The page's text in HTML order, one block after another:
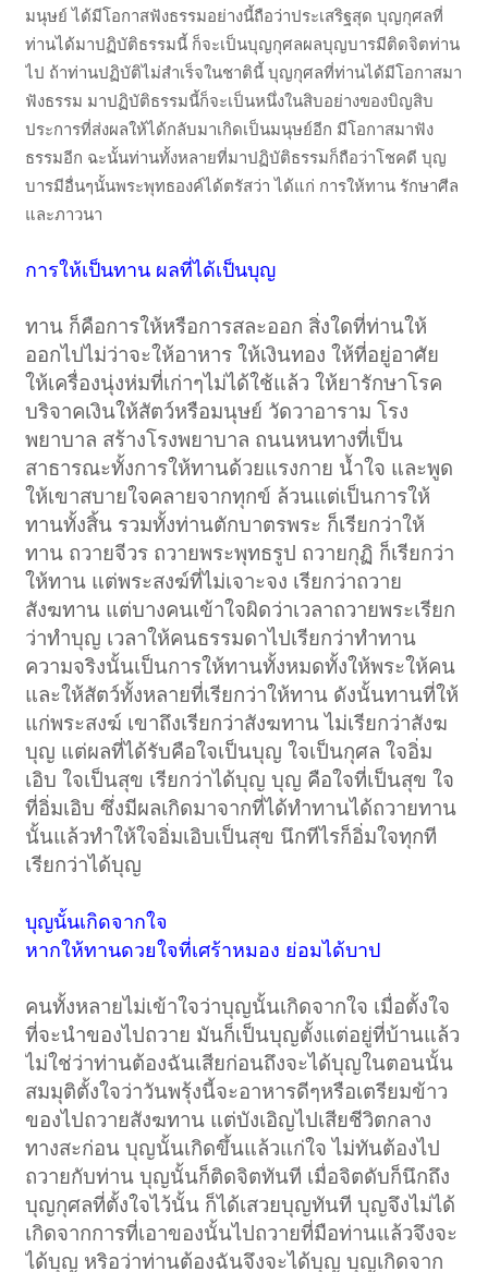
มนุษย์ ได้มีโอกาสฟังธรรมอย่างนี้ถือว่าประเสริฐสุด บุญกุศลที่
ท่านได้มาปฏิบัติธรรมนี้ ก็จะเป็นบุญกุศลผลบุญบารมีติดจิตท่าน
ไป ถ้าท่านปฏิบัติไม่สำเร็จในชาตินี้ บุญกุศลที่ท่านได้มีโอกาสมา
ฟังธรรม มาปฏิบัติธรรมนี้ก็จะเป็นหนึ่งในสิบอย่างของบิญสิบ
ประการที่ส่งผลให้ได้กลับมาเกิดเป็นมนุษย์อีก มีโอกาสมาฟัง
ธรรมอีก ฉะนั้นท่านทั้งหลายที่มาปฏิบัติธรรมก็ถือว่าโชคดี บุญ
บารมีอื่นๆนั้นพระพุทธองค์ได้ตรัสว่า ได้แก่ การให้ทาน รักษาศีล
และภาวนา
การให้เป็นทาน ผลที่ได้เป็นบุญ
ทาน ก็คือการให้หรือการสละออก สิ่งใดที่ท่านให้
ออกไปไม่ว่าจะให้อาหาร ให้เงินทอง ให้ที่อยู่อาศัย
ให้เครื่องนุ่งห่มที่เก่าๆไม่ได้ใช้แล้ว ให้ยารักษาโรค
บริจาคเงินให้สัตว์หรือมนุษย์ วัดวาอาราม โรง
พยาบาล สร้างโรงพยาบาล ถนนหนทางที่เป็น
สาธารณะทั้งการให้ทานด้วยแรงกาย น้ำใจ และพูด
ให้เขาสบายใจคลายจากทุกข์ ล้วนแต่เป็นการให้
ทานทั้งสิ้น รวมทั้งท่านตักบาตรพระ ก็เรียกว่าให้
ทาน ถวายจีวร ถวายพระพุทธรูป ถวายกุฏิ ก็เรียกว่า
ให้ทาน แต่พระสงฆ์ที่ไม่เจาะจง เรียกว่าถวาย
สังฆทาน แต่บางคนเข้าใจผิดว่าเวลาถวายพระเรียก
ว่าทำบุญ เวลาให้คนธรรมดาไปเรียกว่าทำทาน
ความจริงนั้นเป็นการให้ทานทั้งหมดทั้งให้พระให้คน
และให้สัตว์ทั้งหลายที่เรียกว่าให้ทาน ดังนั้นทานที่ให้
แก่พระสงฆ์ เขาถึงเรียกว่าสังฆทาน ไม่เรียกว่าสังฆ
บุญ แต่ผลที่ได้รับคือใจเป็นบุญ ใจเป็นกุศล ใจอิ่ม
เอิบ ใจเป็นสุข เรียกว่าได้บุญ บุญ คือใจที่เป็นสุข ใจ
ที่อิ่มเอิบ ซึ่งมีผลเกิดมาจากที่ได้ทำทานได้ถวายทาน
นั้นแล้วทำให้ใจอิ่มเอิบเป็นสุข นึกทีไรก็อิ่มใจทุกที
เรียกว่าได้บุญ
บุญนั้นเกิดจากใจ
หากให้ทานดวยใจที่เศร้าหมอง ย่อมได้บาป
คนทั้งหลายไม่เข้าใจว่าบุญนั้นเกิดจากใจ เมื่อตั้งใจ
ที่จะนำของไปถวาย มันก็เป็นบุญตั้งแต่อยู่ที่บ้านแล้ว
ไม่ใช่ว่าท่านต้องฉันเสียก่อนถึงจะได้บุญในตอนนั้น
สมมุติตั้งใจว่าวันพรุ้งนี้จะอาหารดีๆหรือเตรียมข้าว
ของไปถวายสังฆทาน แต่บังเอิญไปเสียชีวิตกลาง
ทางสะก่อน บุญนั้นเกิดขึ้นแล้วแก่ใจ ไม่ทันต้องไป
ถวายกับท่าน บุญนั้นก็ติดจิตทันที เมื่อจิตดับก็นึกถึง
บุญกุศลที่ตั้งใจไว้นั้น ก็ได้เสวยบุญทันที บุญจึงไม่ได้
เกิดจากการที่เอาของนั้นไปถวายที่มือท่านแล้วจึงจะ
ได้บุญ หริอว่าท่านต้องฉันจึงจะได้บุญ บุญเกิดจาก